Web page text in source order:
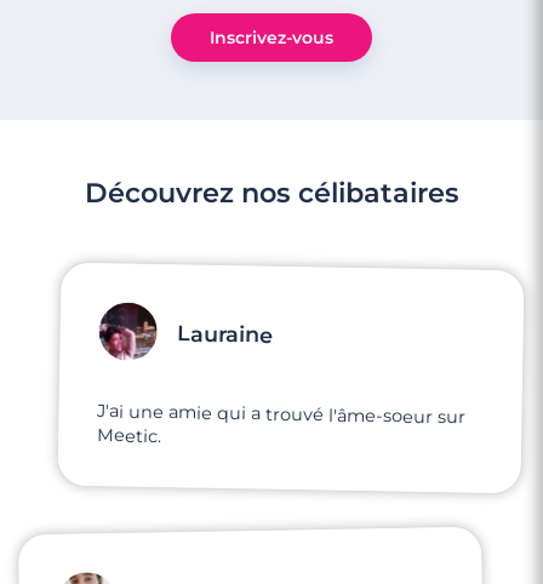
Inscrivez-vous
Découvrez nos célibataires
Lauraine
J'ai une amie qui a trouvé l'âme-soeur sur
Meetic.